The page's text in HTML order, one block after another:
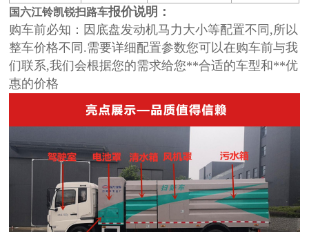
国六江铃凯锐扫路车报价说明：
购车前必知：因底盘发动机马力大小等配置不同,所以
整车价格不同.需要详细配置参数您可以在购车前与我
们联系,我们会根据您的需求给您**合适的车型和**优
惠的价格